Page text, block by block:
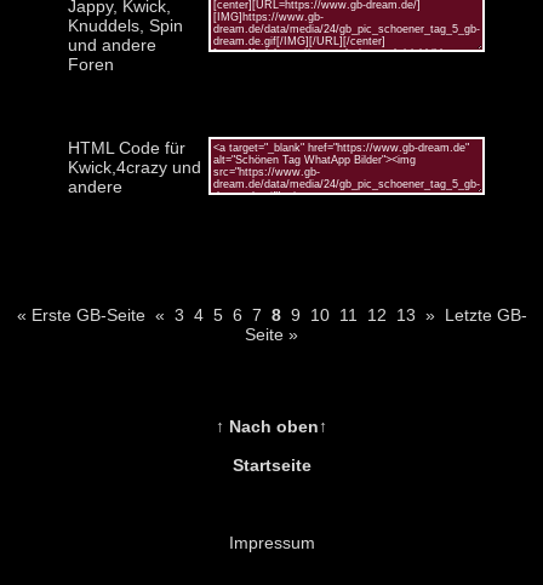
Jappy, Kwick,
Knuddels, Spin
und andere
Foren
HTML Code für
Kwick,4crazy und
andere
« Erste GB-Seite « 3 4 5 6 7 8 9 10 11 12 13 » Letzte GB-
Seite »
↑ Nach oben↑
Startseite
Impressum